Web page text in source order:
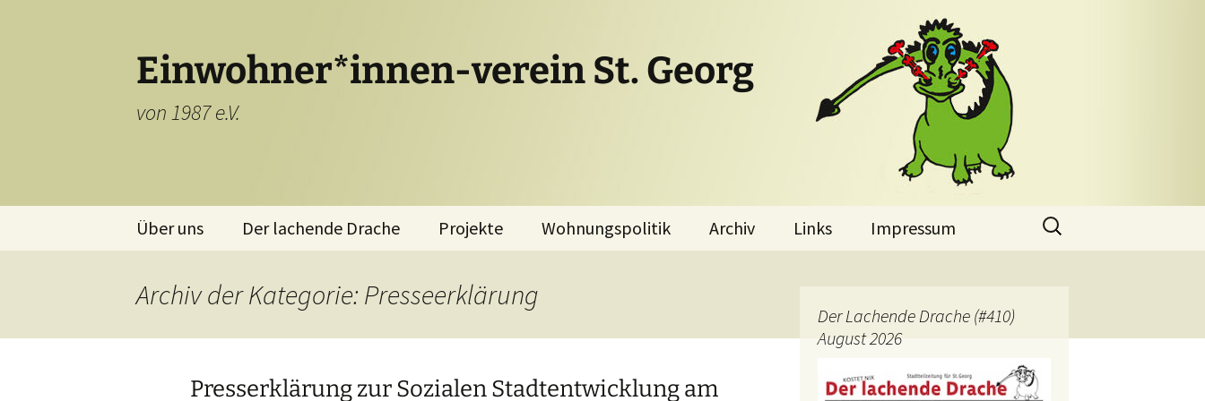
Einwohner*innen-verein St. Georg
von 1987 e.V.
Zum
Inhalt
Über uns Der lachende Drache
Projekte
Nachhaltiges
St.Georg
Wohnungspolitik
Wohnungspolitik
Archiv Links Impressum
Suchen
nach:
Archiv der Kategorie: Presseerklärung
Presserklärung zur Sozialen Stadtentwicklung am
Der Lachende Drache (#410)
August 2026